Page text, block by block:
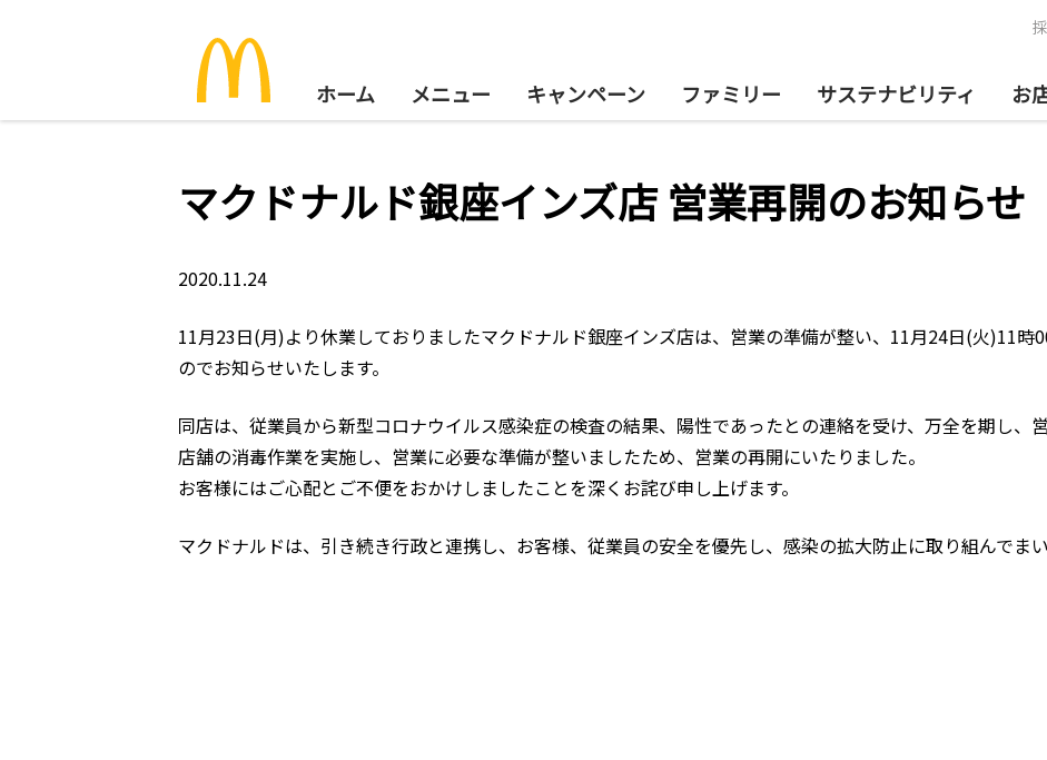
ホーム メニュー キャンペーン ファミリー サステナビリティ お
マクドナルド銀座インズ店 営業再開のお知らせ
2020.11.24
11月23日(月)より休業しておりましたマクドナルド銀座インズ店は、営業の準備が整い、11月24日(火)11時
のでお知らせいたします。
同店は、従業員から新型コロナウイルス感染症の検査の結果、陽性であったとの連絡を受け、万全を期し、
店舗の消毒作業を実施し、営業に必要な準備が整いましたため、営業の再開にいたりました。
お客様にはご心配とご不便をおかけしましたことを深くお詫び申し上げます。
マクドナルドは、引き続き行政と連携し、お客様、従業員の安全を優先し、感染の拡大防止に取り組んでまい